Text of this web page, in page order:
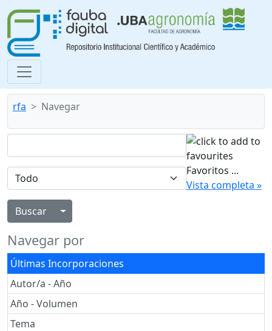
rfa Navegar
Alternar menú desplegable
Favoritos ...
Vista completa »
Navegar por
Últimas Incorporaciones
Autor/a - Año
Año - Volumen
Tema